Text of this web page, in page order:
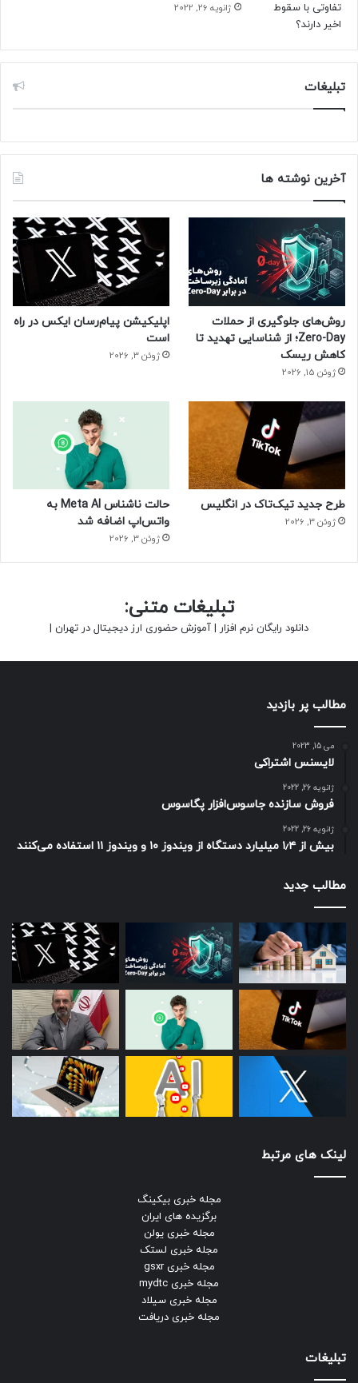
ژانویه 26, 2022
تبلیغات
آخرین نوشته ها
روش‌های جلوگیری از حملات
Zero-Day؛ از شناسایی تهدید تا
کاهش ریسک
ژوئن 15, 2026
اپلیکیشن پیام‌رسان ایکس در راه
است
ژوئن 3, 2026
طرح جدید تیک‌تاک در انگلیس
ژوئن 3, 2026
حالت ناشناس Meta AI به
واتس‌اپ اضافه شد
ژوئن 3, 2026
تبلیغات متنی:
دانلود رایگان نرم افزار | آموزش حضوری ارز دیجیتال در تهران |
مطالب پر بازدید
می 15, 2023
لایسنس اشتراکی
ژانویه 26, 2022
فروش سازنده جاسوس‌افزار پگاسوس
ژانویه 26, 2022
بیش از ۱٫۴ میلیارد دستگاه از ویندوز ۱۰ و ویندوز ۱۱ استفاده می‌کنند
مطالب جدید
لینک های مرتبط
مجله خبری بیکینگ
برگزیده های ایران
مجله خبری یولن
مجله خبری لستک
مجله خبری gsxr
مجله خبری mydtc
مجله خبری سیلاد
مجله خبری دریافت
تبلیغات